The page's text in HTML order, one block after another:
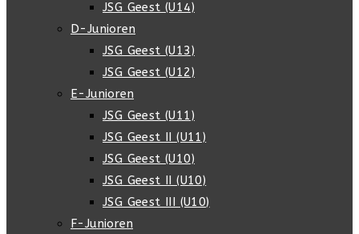
JSG Geest (U14)
D-Junioren
JSG Geest (U13)
JSG Geest (U12)
E-Junioren
JSG Geest (U11)
JSG Geest II (U11)
JSG Geest (U10)
JSG Geest II (U10)
JSG Geest III (U10)
F-Junioren